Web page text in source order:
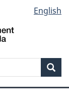
English